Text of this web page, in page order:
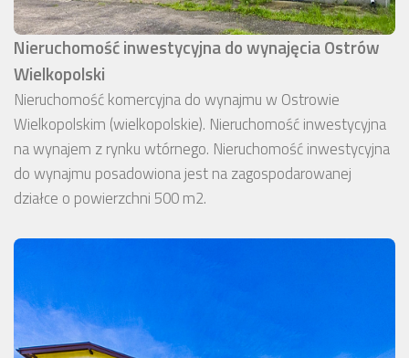
Nieruchomość inwestycyjna do wynajęcia Ostrów
Wielkopolski
Nieruchomość komercyjna do wynajmu w Ostrowie
Wielkopolskim (wielkopolskie). Nieruchomość inwestycyjna
na wynajem z rynku wtórnego. Nieruchomość inwestycyjna
do wynajmu posadowiona jest na zagospodarowanej
działce o powierzchni 500 m2.